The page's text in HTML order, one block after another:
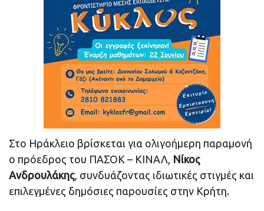
Στο Ηράκλειο βρίσκεται για ολιγοήμερη παραμονή
ο πρόεδρος του ΠΑΣΟΚ – ΚΙΝΑΛ, Νίκος
Ανδρουλάκης, συνδυάζοντας ιδιωτικές στιγμές και
επιλεγμένες δημόσιες παρουσίες στην Κρήτη.